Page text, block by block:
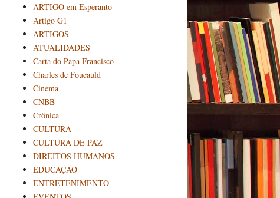
ARTIGO em Esperanto
Artigo G1
ARTIGOS
ATUALIDADES
Carta do Papa Francisco
Charles de Foucauld
Cinema
CNBB
Crônica
CULTURA
CULTURA DE PAZ
DIREITOS HUMANOS
EDUCAÇÃO
ENTRETENIMENTO